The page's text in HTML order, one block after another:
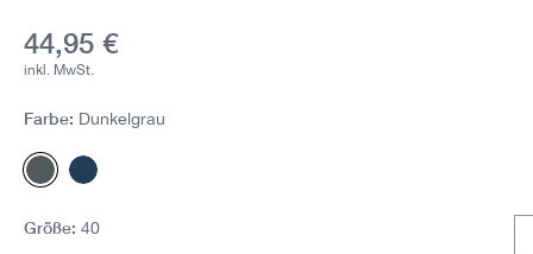
Aktueller Preis:
44,95 €
inkl. MwSt.
Farbe: Dunkelgrau
Dunkelgrau
Navy
Größe: 40